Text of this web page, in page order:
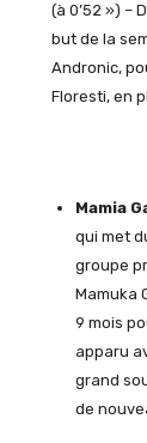
(à 0’52 ») –
but de la
Andronic,
Floresti, en
Mamia
qui met
groupe
Mamuka
9 mois
apparu
grand
de